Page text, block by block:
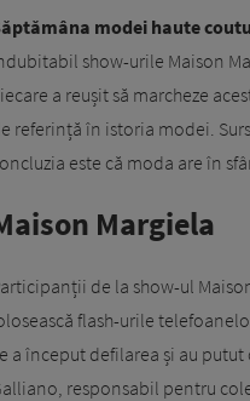
modei haute
show-urile Maison
a reușit să marcheze
referință în istoria modei.
este că moda are în
Margiela
de la show-ul
flash-urile
a început defilarea și au
responsabil pentru